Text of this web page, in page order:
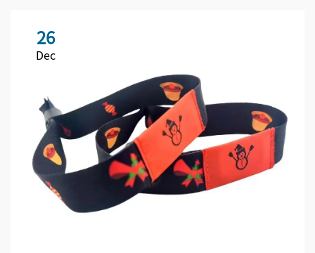
26
Dec